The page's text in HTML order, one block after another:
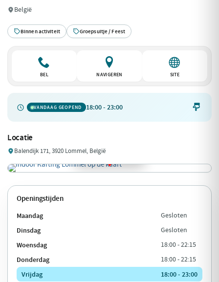
België
Binnen activiteit Groepsuitje / Feest
BEL NAVIGEREN SITE
VANDAAG GEOPEND 18:00 - 23:00 
Locatie
Balendijk 171, 3920 Lommel, België
Openingstijden
Maandag Gesloten
Dinsdag Gesloten
Woensdag 18:00 - 22:15
Donderdag 18:00 - 22:15
Vrijdag
18:00 - 23:00